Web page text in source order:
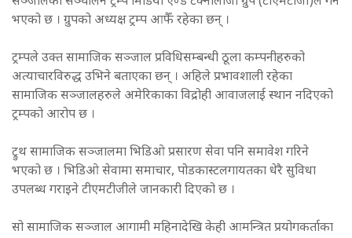
भएको छ । ग्रुपको अध्यक्ष ट्रम्प आफैँ रहेका छन् ।
ट्रम्पले उक्त सामाजिक सञ्जाल प्रविधिसम्बन्धी ठूला कम्पनीहरुको
अत्याचारविरुद्ध उभिने बताएका छन् । अहिले प्रभावशाली रहेका
सामाजिक सञ्जालहरुले अमेरिकाका विद्रोही आवाजलाई स्थान नदिएको
ट्रम्पको आरोप छ ।
ट्रुथ सामाजिक सञ्जालमा भिडिओ प्रसारण सेवा पनि समावेश गरिने
भएको छ । भिडिओ सेवामा समाचार, पोडकास्टलगायतका धेरै सुविधा
उपलब्ध गराइने टीएमटीजीले जानकारी दिएको छ ।
सो सामाजिक सञ्जाल आगामी महिनादेखि केही आमन्त्रित प्रयोगकर्ताका